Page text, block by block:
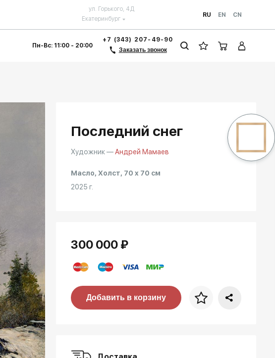
Екатеринбург
ул. Горького, 4Д
RU
EN CN
Пн-Вс: 11:00 - 20:00
+7 (343) 207-49-90
Заказать звонок
Последний снег
Художник —Андрей Мамаев
Масло, Холст, 70 x 70 см
2025 г.
300 000 ₽
Цена за багет
Добавить в корзину